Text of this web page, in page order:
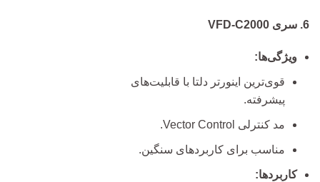
6. سری VFD-C2000
ویژگی‌ها:
قوی‌ترین اینورتر دلتا با قابلیت‌های
پیشرفته.
مد کنترلی Vector Control.
مناسب برای کاربردهای سنگین.
کاربردها: